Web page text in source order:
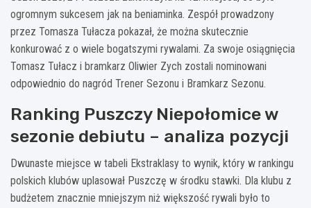
ogromnym sukcesem jak na beniaminka. Zespół prowadzony
przez Tomasza Tułacza pokazał, że można skutecznie
konkurować z o wiele bogatszymi rywalami. Za swoje osiągnięcia
Tomasz Tułacz i bramkarz Oliwier Zych zostali nominowani
odpowiednio do nagród Trener Sezonu i Bramkarz Sezonu.
Ranking Puszczy Niepołomice w
sezonie debiutu – analiza pozycji
Dwunaste miejsce w tabeli Ekstraklasy to wynik, który w rankingu
polskich klubów uplasował Puszczę w środku stawki. Dla klubu z
budżetem znacznie mniejszym niż większość rywali było to